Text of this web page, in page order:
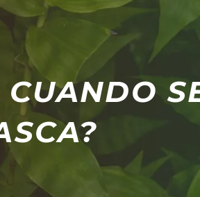
CUANDO